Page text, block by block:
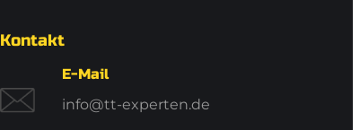
Kontakt
E-Mail
info@tt-experten.de